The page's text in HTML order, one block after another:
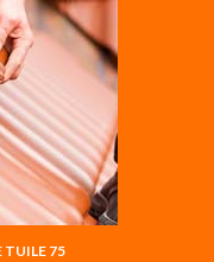
TUILE 75